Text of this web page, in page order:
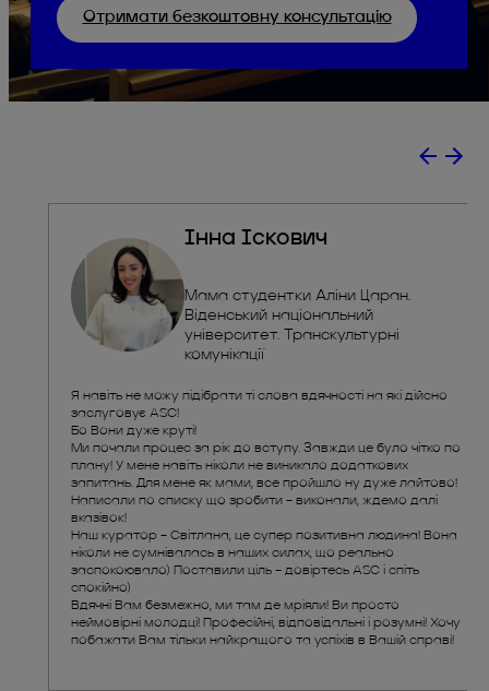
Отримати безкоштовну консультацію
Інна Іскович
Мама студентки Аліни Царан.
Віденський національний
університет. Транскультурні
комунікації
Я навіть не можу підібрати ті слова вдячності на які дійсно
заслуговує ASC!
Бо Вони дуже круті!
Ми почали процес за рік до вступу. Завжди це було чітко по
плану! У мене навіть ніколи не виникало додаткових
запитань. Для мене як мами, все пройшло ну дуже лайтово!
Написали по списку що зробити – виконали, ждемо далі
вказівок!
Наш куратор – Світлана, це супер позитивна людина! Вона
ніколи не сумнівалась в наших силах, що реально
заспокоювало) Поставили ціль – довіртесь ASC і спіть
спокійно)
Вдячні Вам безмежно, ми там де мріяли! Ви просто
неймовірні молодці! Професійні, відповідальні і розумні! Хочу
побажати Вам тільки найкращого та успіхів в Вашій справі!